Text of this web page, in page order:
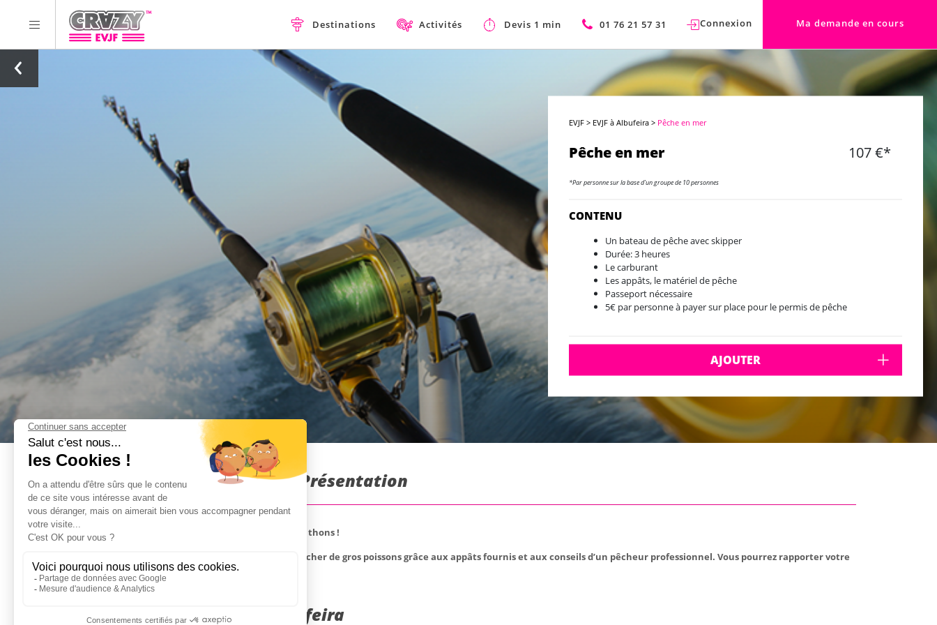
Destinations Activités Devis 1 min 01 76 21 57 31 Connexion Ma demande en cours
EVJF > EVJF à Albufeira > Pêche en mer
Pêche en mer 107 €*
*Par personne sur la base d'un groupe de 10 personnes
CONTENU
Un bateau de pêche avec skipper
Durée: 3 heures
Le carburant
Les appâts, le matériel de pêche
Passeport nécessaire
5€ par personne à payer sur place pour le permis de pêche
AJOUTER
Pêche en mer à Albufeira : Présentation
Une journée où vous attraperez bien plus que des thons !
Pendant cette activité de 3 heures, apprenez à pêcher de gros poissons grâce aux appâts fournis et aux conseils d’un pêcheur professionnel. Vous pourrez rapporter votre
prise directement à votre appartement.
Autres activités EVJF à Albufeira